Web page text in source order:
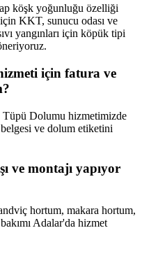
köşk yoğunluğu özelliği
KKT, sunucu odası ve
yangınları için köpük tipi
için fatura ve
Dolumu hizmetimizde
ve dolum etiketini
ve montajı yapıyor
hortum, makara hortum,
Adalar'da hizmet